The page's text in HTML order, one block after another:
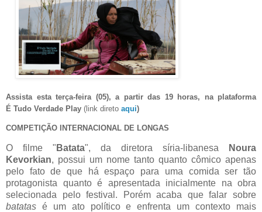
Assista esta terça-feira (05), a partir das 19 horas, na plataforma
É Tudo Verdade Play (link direto aqui)
COMPETIÇÃO INTERNACIONAL DE LONGAS
O filme " Batata", da diretora síria-libanesa
Noura
Kevorkian, possui um nome tanto quanto cômico apenas
pelo fato de que há espaço para uma comida ser tão
protagonista quanto é apresentada inicialmente na obra
selecionada pelo festival. Porém acaba que falar sobre
batatas é um ato político e enfrenta um contexto mais